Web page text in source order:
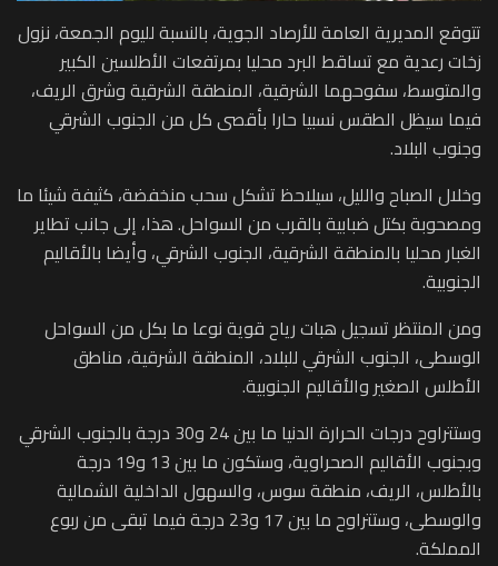
تتوقع المديرية العامة للأرصاد الجوية، بالنسبة لليوم الجمعة، نزول
زخات رعدية مع تساقط البرد محليا بمرتفعات الأطلسين الكبير
والمتوسط، سفوحهما الشرقية، المنطقة الشرقية وشرق الريف،
فيما سيظل الطقس نسبيا حارا بأقصى كل من الجنوب الشرقي
وجنوب البلاد.
وخلال الصباح والليل، سيلاحظ تشكل سحب منخفضة، كثيفة شيئا ما
ومصحوبة بكتل ضبابية بالقرب من السواحل. هذا، إلى جانب تطاير
الغبار محليا بالمنطقة الشرقية، الجنوب الشرقي، وأيضا بالأقاليم
الجنوبية.
ومن المنتظر تسجيل هبات رياح قوية نوعا ما بكل من السواحل
الوسطى، الجنوب الشرقي للبلاد، المنطقة الشرقية، مناطق
الأطلس الصغير والأقاليم الجنوبية.
وستتراوح درجات الحرارة الدنيا ما بين 24 و30 درجة بالجنوب الشرقي
وبجنوب الأقاليم الصحراوية، وستكون ما بين 13 و19 درجة
بالأطلس، الريف، منطقة سوس، والسهول الداخلية الشمالية
والوسطى، وستتراوح ما بين 17 و23 درجة فيما تبقى من ربوع
المملكة.